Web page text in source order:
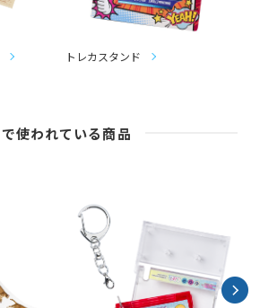
トレカスタンド
で使われている商品